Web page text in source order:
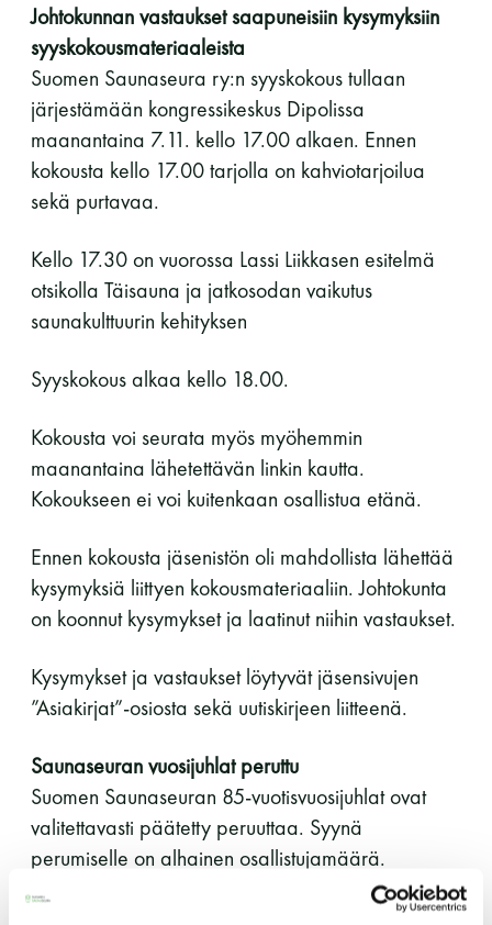
3kk kortti - M / N
275€ / 115€
Vuosikortti - M / N
695€ / 275€
Suomen Saunaseura ry
Kahvio/kassa 050 372 4167
Y-tunnus: 0116872-9
YHTEYSTIEDOT
Saunaseuran tarkoitus
Suomen Saunaseura vaalii perinteisiä, kohteliaita
saunomistapoja, joiden perustana on toisten
saunarauhan kunnioittaminen. Seura vaalii
saunakulttuuria ja pyrkii kehittämään suomalaista
saunaa ja edistämään sitä koskevaa tutkimusta.
Johtokunnan vastaukset saapuneisiin kysymyksiin
syyskokousmateriaaleista
Suomen Saunaseura ry:n syyskokous tullaan
järjestämään kongressikeskus Dipolissa
maanantaina 7.11. kello 17.00 alkaen. Ennen
kokousta kello 17.00 tarjolla on kahviotarjoilua
sekä purtavaa.
Kello 17.30 on vuorossa Lassi Liikkasen esitelmä
otsikolla Täisauna ja jatkosodan vaikutus
saunakulttuurin kehityksen
Syyskokous alkaa kello 18.00.
Kokousta voi seurata myös myöhemmin
maanantaina lähetettävän linkin kautta.
Kokoukseen ei voi kuitenkaan osallistua etänä.
Ennen kokousta jäsenistön oli mahdollista lähettää
kysymyksiä liittyen kokousmateriaaliin. Johtokunta
on koonnut kysymykset ja laatinut niihin vastaukset.
Kysymykset ja vastaukset löytyvät jäsensivujen
”Asiakirjat”-osiosta sekä uutiskirjeen liitteenä.
Saunaseuran vuosijuhlat peruttu
Suomen Saunaseuran 85-vuotisvuosijuhlat ovat
valitettavasti päätetty peruuttaa. Syynä
perumiselle on alhainen osallistujamäärä.
Saunaseuran juhlien tarkoituksena oli juhlistaa